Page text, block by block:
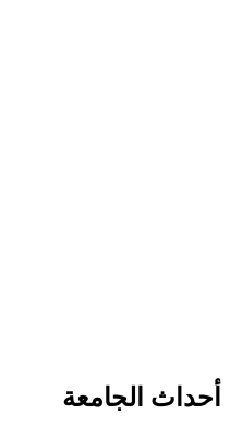
أحداث الجامعة